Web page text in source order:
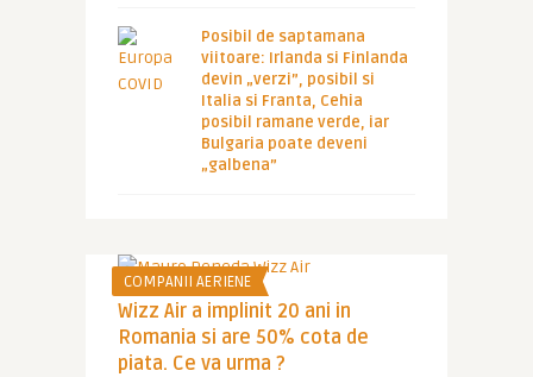
Posibil de saptamana
viitoare: Irlanda si Finlanda
devin „verzi”, posibil si
Italia si Franta, Cehia
posibil ramane verde, iar
Bulgaria poate deveni
„galbena”
COMPANII AERIENE
Wizz Air a implinit 20 ani in
Romania si are 50% cota de
piata. Ce va urma ?